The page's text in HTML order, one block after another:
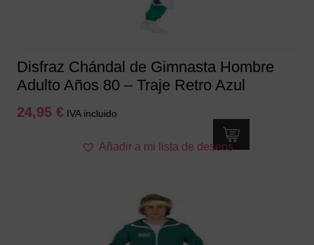
la
página
Disfraz Chándal de Gimnasta Hombre
Adulto Años 80 – Traje Retro Azul
24,95 € IVA incluido
producto
variantes.
Las
opciones
Añadir a mi lista de deseos